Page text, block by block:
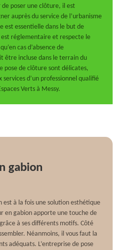
de poser une clôture, il est
auprès du service de l’urbanisme
est essentielle dans le but de
est réglementaire et respecte le
cas d’absence de
être incluse dans le terrain du
pose de clôture sont délicates,
services d’un professionnel qualifié
Verts à Messy.
gabion
est à la fois une solution esthétique
en gabion apporte une touche de
à ses différents motifs. Côté
Néanmoins, il vous faut la
adéquats. L’entreprise de pose